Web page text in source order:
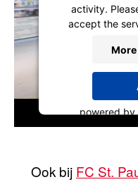
activity.
accept the
powered by
Ook bij FC St.